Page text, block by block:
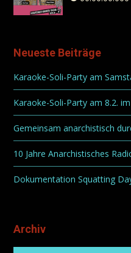
Neueste Beiträge
Karaoke-Soli-Party am
Karaoke-Soli-Party am 8.2.
Gemeinsam anarchistisch
10 Jahre Anarchistisches
Dokumentation Squatting
Archiv